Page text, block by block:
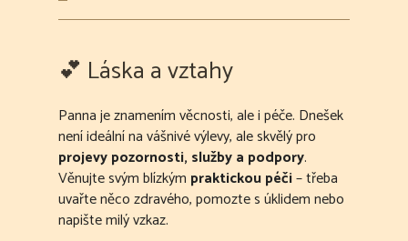
💕 Láska a vztahy
Panna je znamením věcnosti, ale i péče. Dnešek
není ideální na vášnivé výlevy, ale skvělý pro
projevy pozornosti, služby a podpory.
Věnujte svým blízkým praktickou péči– třeba
uvařte něco zdravého, pomozte s úklidem nebo
napište milý vzkaz.